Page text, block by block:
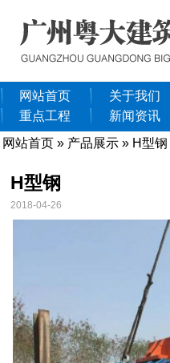
网站首页 关于我们
重点工程
新闻资讯
网站首页 » 产品展示 » H型钢
H型钢
2018-04-26